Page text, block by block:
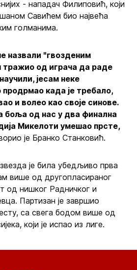
- нападач Филиповић, који
Савићем био највећа
голманима.
назвали "гвозденим
тражио од играча да раде
јесам неке
када је требало,
и волео као своје синове.
боља од нас у два финална
Микелоти умешао прсте,
је Бранко Станковић.
је била убедљиво прва
више од другопласираног
од нишког Радничког и
Партизан је завршио
са свега бодом више од
који је испао из лиге.